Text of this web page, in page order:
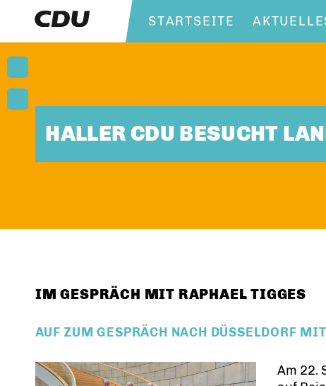
STARTSEITE
HALLER CDU BESUCHT
IM GESPRÄCH MIT RAPHAEL TIGGES
AUF ZUM GESPRÄCH NACH DÜSSELDORF
Am 22.